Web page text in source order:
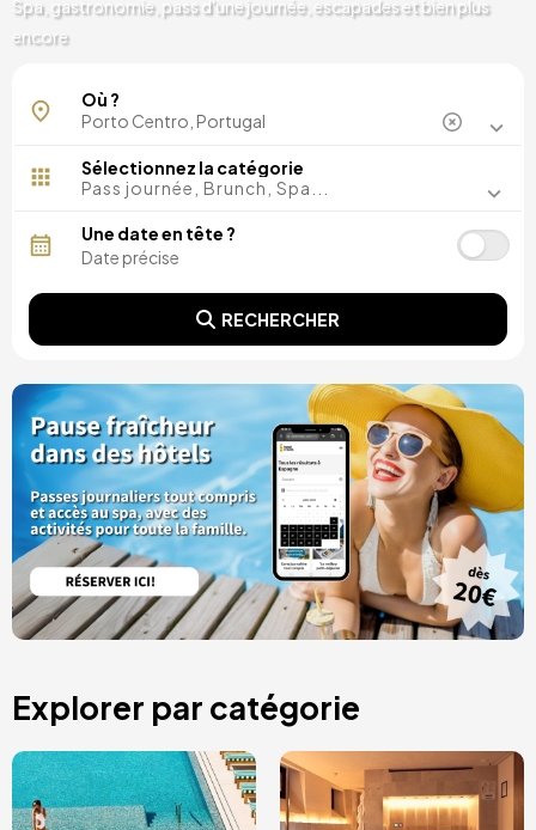
Spa, gastronomie, pass d'une journée, escapades et bien plus
encore
Où ?
Sélectionnez la catégorie
Pass journée, Brunch, Spa...
Une date en tête ?
RECHERCHER
Explorer par catégorie